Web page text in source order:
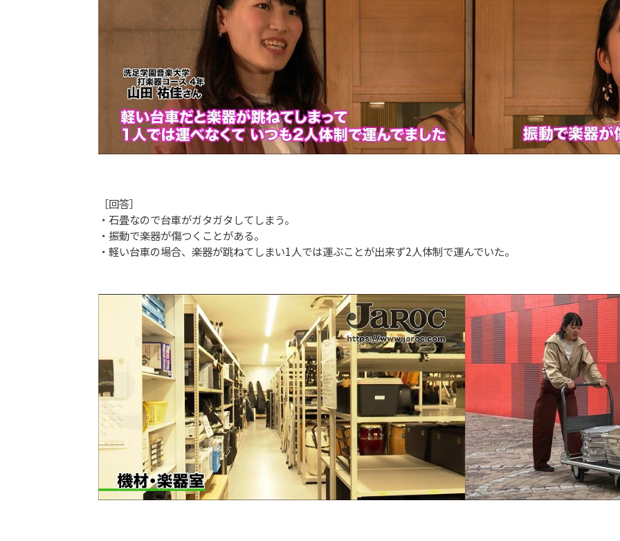
［回答］
・石畳なので台車がガタガタしてしまう。
・振動で楽器が傷つくことがある。
・軽い台車の場合、楽器が跳ねてしまい1人では運ぶことが出来ず2人体制で運んでいた。